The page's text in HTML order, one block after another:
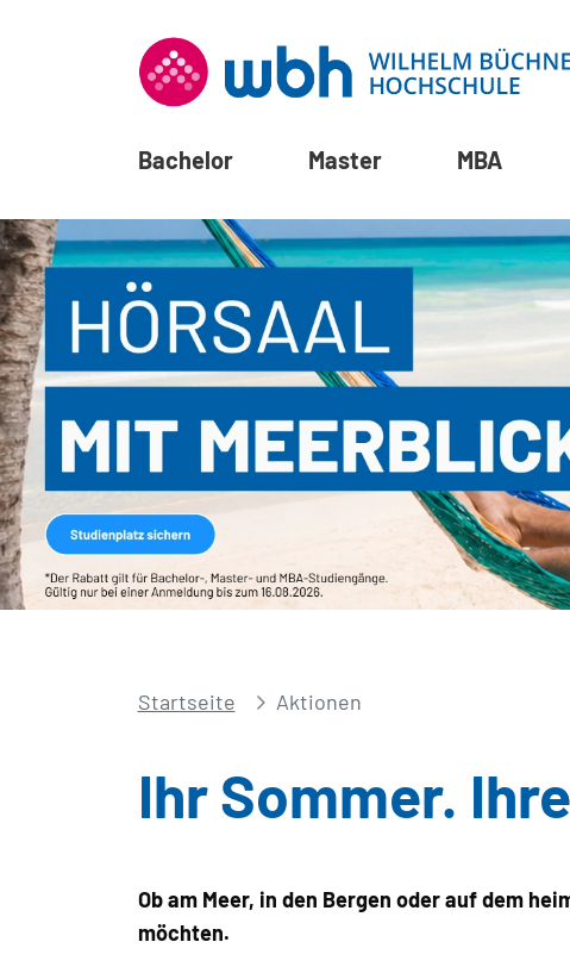
Bachelor Master MBA
Startseite Aktionen
Ihr Sommer.
Ob am Meer, in den Bergen oder auf dem
möchten.